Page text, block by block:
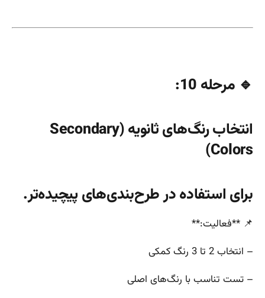
🔹 مرحله 10:
انتخاب رنگ‌های ثانویه (Secondary
Colors)
برای استفاده در طرح‌بندی‌های پیچیده‌تر.
📌 **فعالیت:**
– انتخاب 2 تا 3 رنگ کمکی
– تست تناسب با رنگ‌های اصلی